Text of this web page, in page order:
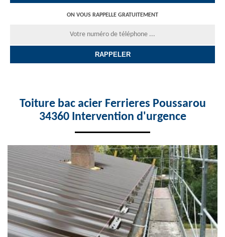
ON VOUS RAPPELLE GRATUITEMENT
Toiture bac acier Ferrieres Poussarou
34360 Intervention d'urgence